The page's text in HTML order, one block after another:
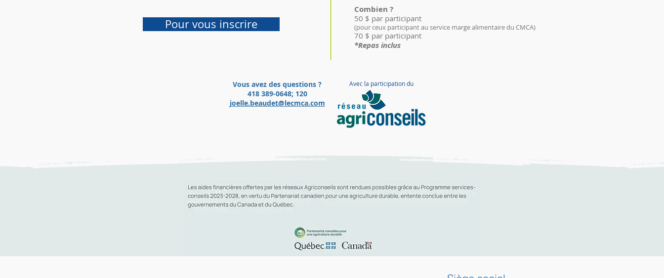
Pour vous inscrire
Combien ?
50 $ par participant
(pour ceux participant au service marge alimentaire du CMCA)
70 $ par participant
*Repas inclus
Vous avez des questions ?
418 389-0648; 120
joelle.beaudet@lecmca.com
Avec la participation du